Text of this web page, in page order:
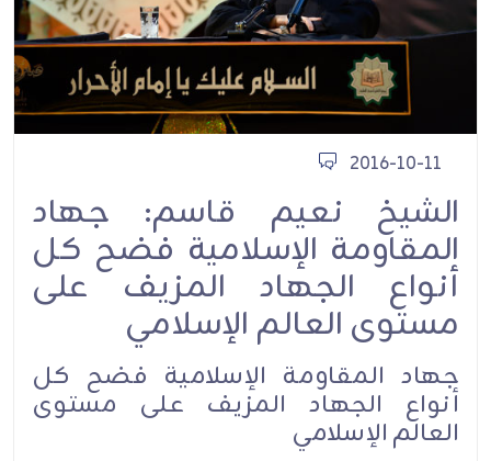
2016-10-11
الشيخ نعيم قاسم: جهاد
المقاومة الإسلامية فضح كل
أنواع الجهاد المزيف على
مستوى العالم الإسلامي
جهاد المقاومة الإسلامية فضح كل
أنواع الجهاد المزيف على مستوى
العالم الإسلامي